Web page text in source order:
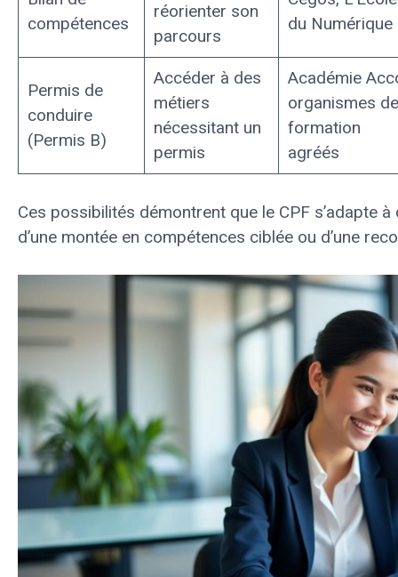
compétences
réorienter son
parcours
du Numérique
Permis de
conduire
(Permis B)
Accéder à des
métiers
nécessitant un
permis
Académie
organismes de
formation
agréés
Ces possibilités démontrent que le CPF s’adapte à
d’une montée en compétences ciblée ou d’une